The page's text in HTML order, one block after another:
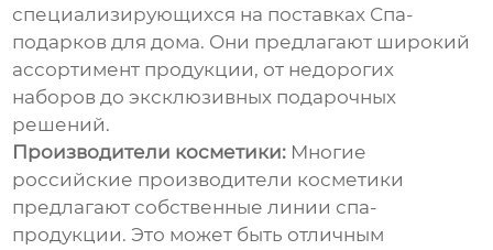
специализирующихся на поставках Спа-
подарков для дома. Они предлагают широкий
ассортимент продукции, от недорогих
наборов до эксклюзивных подарочных
решений.
Производители косметики: Многие
российские производители косметики
предлагают собственные линии спа-
продукции. Это может быть отличным